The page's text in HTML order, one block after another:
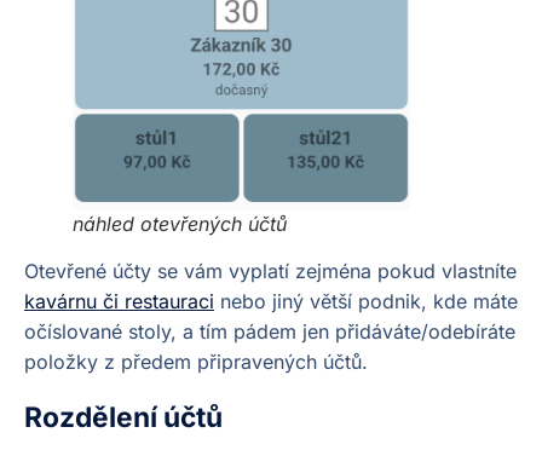
náhled otevřených účtů
Otevřené účty se vám vyplatí zejména pokud vlastníte
kavárnu či restauraci nebo jiný větší podnik, kde máte
očíslované stoly, a tím pádem jen přidáváte/odebíráte
položky z předem připravených účtů.
Rozdělení účtů